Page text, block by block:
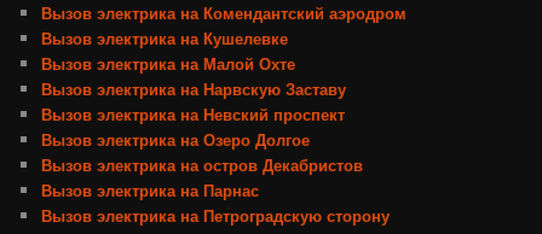
Вызов электрика на Комендантский аэродром
Вызов электрика на Кушелевке
Вызов электрика на Малой Охте
Вызов электрика на Нарвскую Заставу
Вызов электрика на Невский проспект
Вызов электрика на Озеро Долгое
Вызов электрика на остров Декабристов
Вызов электрика на Парнас
Вызов электрика на Петроградскую сторону